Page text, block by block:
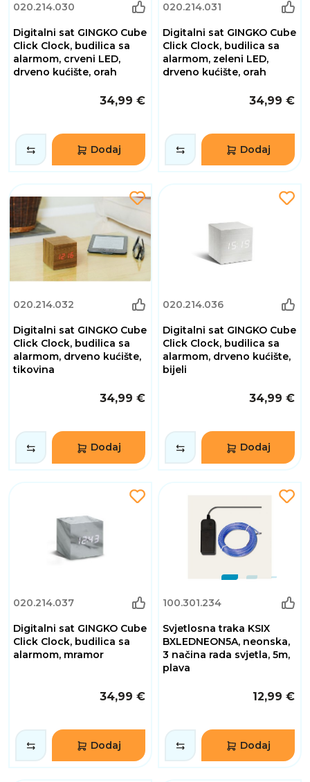
020.214.030
Digitalni sat GINGKO Cube
Click Clock, budilica sa
alarmom, crveni LED,
drveno kućište, orah
34,99 €
Dodaj
020.214.031
Digitalni sat GINGKO Cube
Click Clock, budilica sa
alarmom, zeleni LED,
drveno kućište, orah
34,99 €
Dodaj
020.214.032
Digitalni sat GINGKO Cube
Click Clock, budilica sa
alarmom, drveno kućište,
tikovina
34,99 €
Dodaj
020.214.036
Digitalni sat GINGKO Cube
Click Clock, budilica sa
alarmom, drveno kućište,
bijeli
34,99 €
Dodaj
020.214.037
Digitalni sat GINGKO Cube
Click Clock, budilica sa
alarmom, mramor
34,99 €
Dodaj
100.301.234
Svjetlosna traka KSIX
BXLEDNEON5A, neonska,
3 načina rada svjetla, 5m,
plava
12,99 €
Dodaj